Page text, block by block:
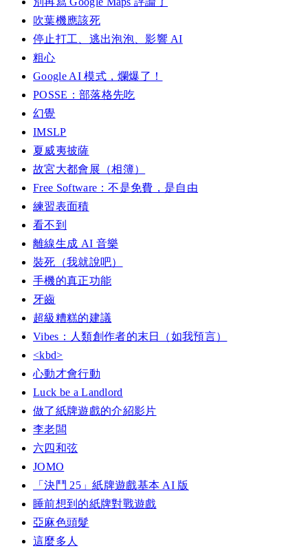
吹葉機應該死
停止打工、逃出泡泡、影響 AI
粗心
Google AI 模式，爛爆了！
POSSE：部落格先吃
幻覺
IMSLP
夏威夷披薩
故宮大都會展（相簿）
Free Software：不是免費，是自由
練習表面積
看不到
離線生成 AI 音樂
裝死（我就說吧）
手機的真正功能
牙齒
超級糟糕的建議
Vibes：人類創作者的末日（如我預言）
<kbd>
心動才會行動
Luck be a Landlord
做了紙牌遊戲的介紹影片
李老闆
六四和弦
JOMO
「決鬥 25」紙牌遊戲基本 AI 版
睡前想到的紙牌對戰遊戲
亞麻色頭髮
這麼多人